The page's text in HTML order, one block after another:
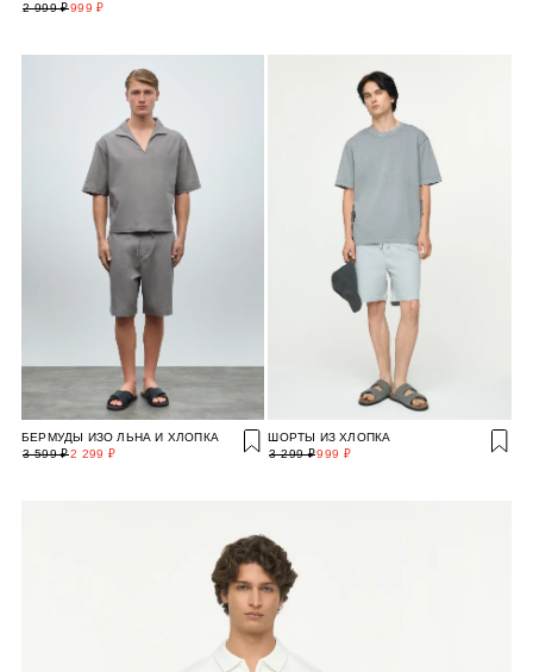
999 ₽
2 999 ₽
БЕРМУДЫ ИЗО ЛЬНА И ХЛОПКА
2 299 ₽
3 599 ₽
ШОРТЫ ИЗ ХЛОПКА
999 ₽
3 299 ₽